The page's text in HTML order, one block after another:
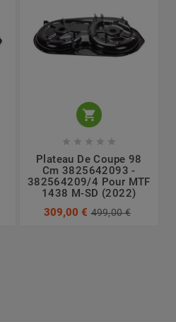

    
Plateau De Coupe 98
Cm 3825642093 -
382564209/4 Pour MTF
1438 M-SD (2022)
309,00 € 499,00 €